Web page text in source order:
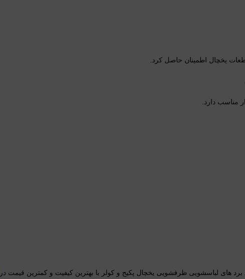
یخچال اطمینان حاصل کرد.
مناسب دارد.
برد های لباسشویی ظرفشویی یخچال پکیج و کولر با بهترین کیفیت و کمترین قیمت در